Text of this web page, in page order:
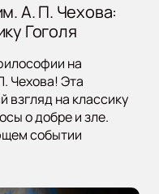
А. П. Чехова:
Гоголя
на
Чехова! Эта
взгляд на классику
о добре и зле.
событии